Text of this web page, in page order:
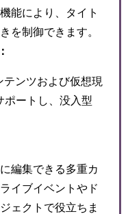
能により、タイト
を制御できます。
ンツおよび仮想現
ポートし、没入型
編集できる多重カ
イブイベントやド
ェクトで役立ちま